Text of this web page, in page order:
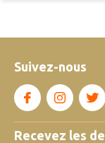
Suivez-nous
Recevez les